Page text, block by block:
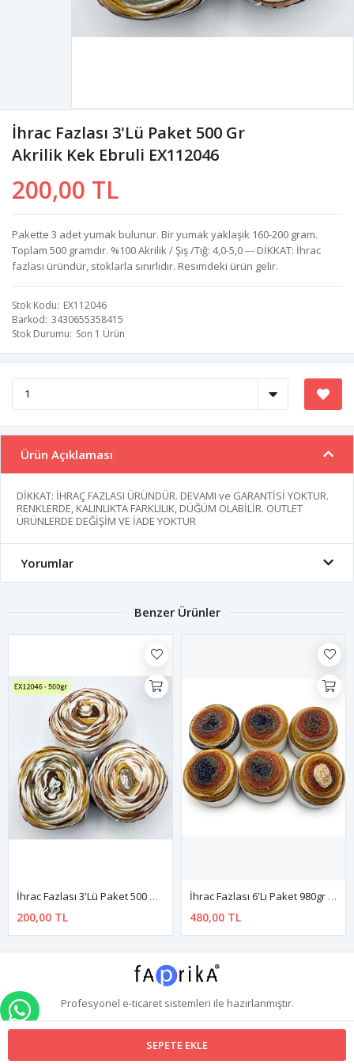
İhrac Fazlası 3'lü Paket 500 Gr
Akrilik Kek Ebruli EX112046
200,00 TL
Pakette 3 adet yumak bulunur. Bir yumak yaklaşık 160-200 gram.
Toplam 500 gramdır. %100 Akrilik / Şiş /Tığ: 4,0-5,0 --- DİKKAT: İhrac
fazlası üründür, stoklarla sınırlıdır. Resimdeki ürün gelir.
Stok Kodu EX112046
Barkod 3430655358415
Stok Durumu Son 1 Ürün
SEPETE EKLE
Ürün Açıklaması
DİKKAT: İHRAÇ FAZLASI ÜRÜNDÜR. DEVAMI ve GARANTİSİ YOKTUR.
RENKLERDE, KALINLIKTA FARKLILIK, DÜĞÜM OLABİLİR. OUTLET
ÜRÜNLERDE DEĞİŞİM VE İADE YOKTUR
Yorumlar
Benzer Ürünler
İhrac Fazlası 3'lü Paket 500 Gr Akrilik Kek Ebruli EX112046
200,00 TL
İhrac Fazlası 6'lı Paket 980gr Simli Akrilik Kek Ebruli Örgü İpi EX12313
480,00 TL
Profesyonel e-ticaretsistemleri ile hazırlanmıştır.
WHATSAPP İLE SİPARİŞ VER